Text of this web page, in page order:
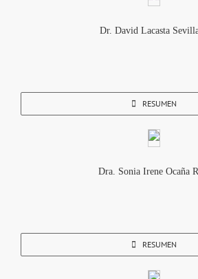
Dr. David Lacasta
RESUMEN
Dra. Sonia Irene Ocaña
RESUMEN